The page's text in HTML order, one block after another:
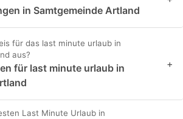
in Samtgemeinde Artland
für das last minute urlaub in
aus?
für last minute urlaub in
+
Last Minute Urlaub in